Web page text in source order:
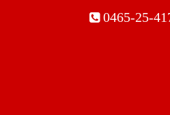
0465-25-